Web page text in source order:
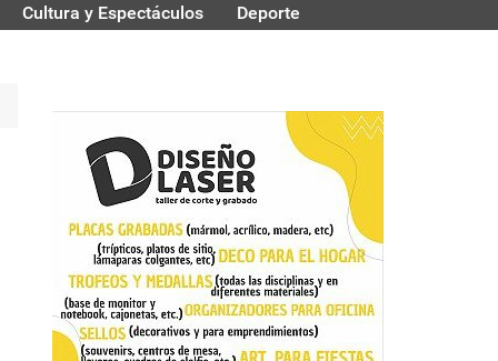
Cultura y Espectáculos Deporte